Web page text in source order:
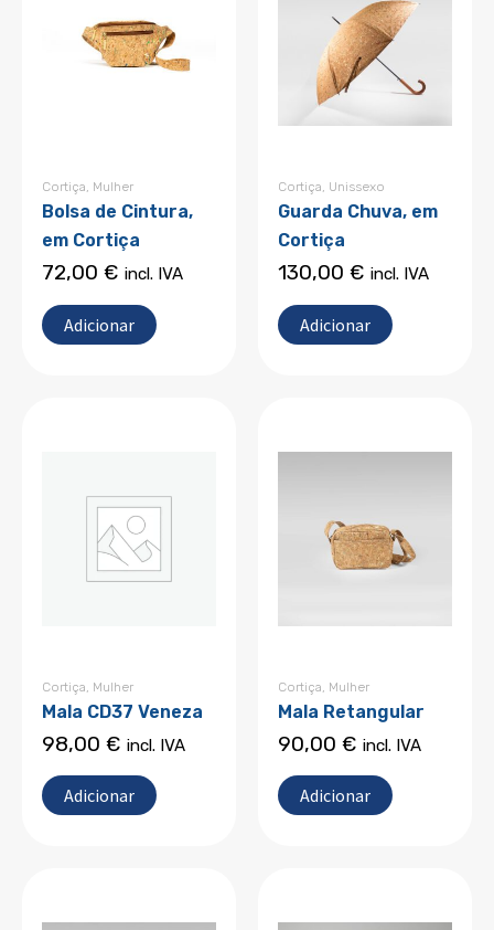
Cortiça Mulher
Bolsa de Cintura,
em Cortiça
72,00 € incl. IVA
Adicionar
Cortiça Unissexo
Guarda Chuva, em
Cortiça
130,00 € incl. IVA
Adicionar
Cortiça Mulher
Mala CD37 Veneza
98,00 € incl. IVA
Adicionar
Cortiça Mulher
Mala Retangular
90,00 € incl. IVA
Adicionar